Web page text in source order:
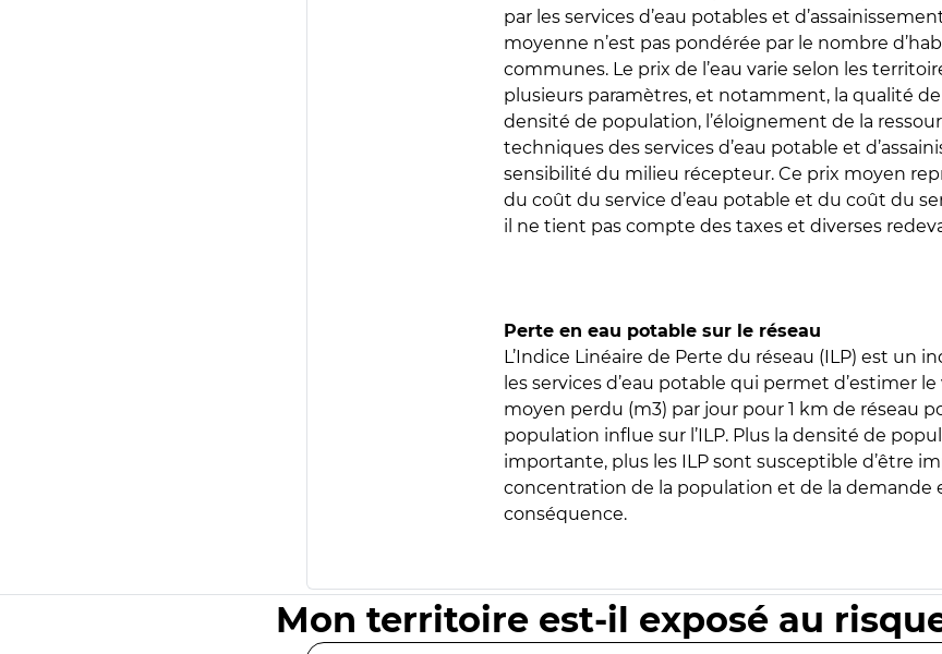
par les services d’eau potables et
moyenne n’est pas pondérée par le nombre
communes. Le prix de l’eau varie selon les
plusieurs paramètres, et notamment, la qualité de
densité de population, l’éloignement de la
techniques des services d’eau potable et
sensibilité du milieu récepteur. Ce prix moyen
du coût du service d’eau potable et du coût du
il ne tient pas compte des taxes et diverses
Perte en eau potable sur le réseau
L’Indice Linéaire de Perte du réseau (ILP) est un
les services d’eau potable qui permet d’estimer le
moyen perdu (m3) par jour pour 1 km de réseau
population influe sur l’ILP. Plus la densité de
importante, plus les ILP sont susceptible d’être
concentration de la population et de la demande
conséquence.
Mon territoire est-il exposé au